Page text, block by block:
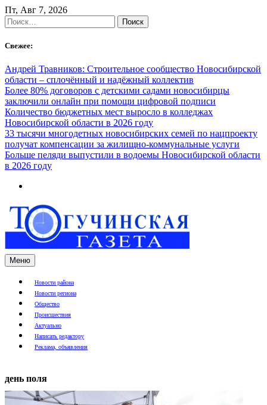
Skip
to
content
Пт, Авг 7, 2026
Найти:
Свежее:
Андрей Травников: Строительное сообщество Новосибирской
области – сплочённый и надёжный коллектив
Более 80% договоров с детскими садами новосибирцы
заключили онлайн при помощи цифровой подписи
Количество бюджетных мест выросло в колледжах
Новосибирской области в 2026 году
33 тысячи многодетных новосибирских семей по нацпроекту
получат компенсации за жилищно-коммунальные услуги
Больше пеляди выпустили в водоемы Новосибирской области
в 2026 году
Меню
Новости района
Новости региона
Общество
Происшествия
Актуально
Написать редактору
Реклама, объявления
день поля